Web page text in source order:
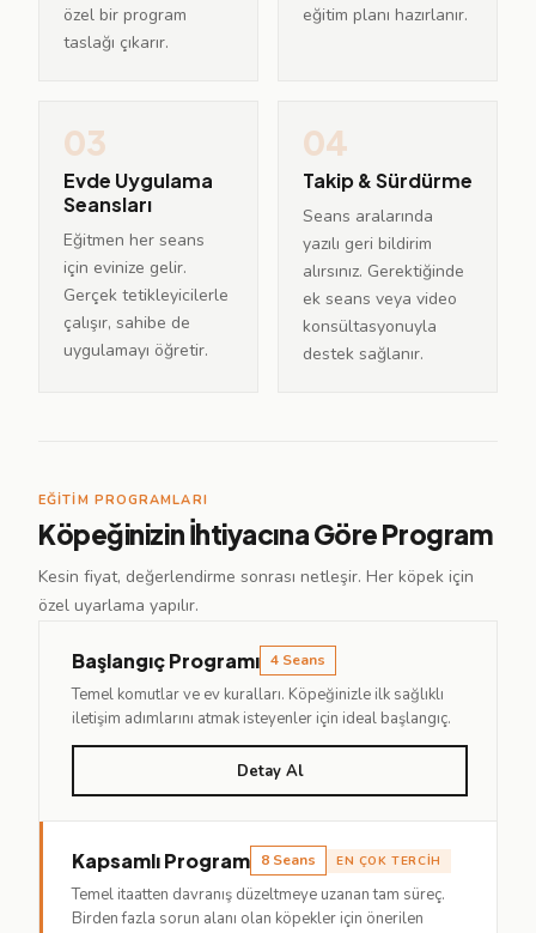
özel bir program
taslağı çıkarır.
eğitim planı hazırlanır.
03
Evde Uygulama
Seansları
Eğitmen her seans
için evinize gelir.
Gerçek tetikleyicilerle
çalışır, sahibe de
uygulamayı öğretir.
04
Takip & Sürdürme
Seans aralarında
yazılı geri bildirim
alırsınız. Gerektiğinde
ek seans veya video
konsültasyonuyla
destek sağlanır.
EĞITIM PROGRAMLARI
Köpeğinizin İhtiyacına Göre Program
Kesin fiyat, değerlendirme sonrası netleşir. Her köpek için
özel uyarlama yapılır.
Başlangıç Programı 4 Seans
Temel komutlar ve ev kuralları. Köpeğinizle ilk sağlıklı
iletişim adımlarını atmak isteyenler için ideal başlangıç.
Detay Al
Kapsamlı Program 8 Seans EN ÇOK TERCIH
Temel itaatten davranış düzeltmeye uzanan tam süreç.
Birden fazla sorun alanı olan köpekler için önerilen